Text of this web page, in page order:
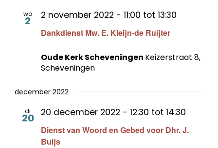
wo
2
Dankdienst Mw. E. Kleijn-de Ruijter
2 november 2022 - 11:00 tot 13:30
Oude Kerk Scheveningen Keizerstraat 8,
Scheveningen
december 2022
di
20
Dienst van Woord en Gebed voor Dhr. J.
Buijs
20 december 2022 - 12:30 tot 14:30